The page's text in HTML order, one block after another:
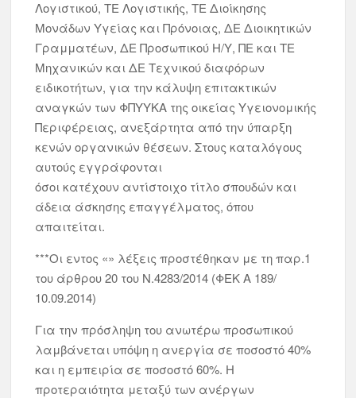
Λογιστικού, ΤΕ Λογιστικής, ΤΕ Διοίκησης
Μονάδων Υγείας και Πρόνοιας, ΔΕ Διοικητικών
Γραμματέων, ΔΕ Προσωπικού Η/Υ, ΠΕ και ΤΕ
Μηχανικών και ΔΕ Τεχνικού διαφόρων
ειδικοτήτων, για την κάλυψη επιτακτικών
αναγκών των ΦΠΥΥΚΑ της οικείας Υγειονομικής
Περιφέρειας, ανεξάρτητα από την ύπαρξη
κενών οργανικών θέσεων. Στους καταλόγους
αυτούς εγγράφονται
όσοι κατέχουν αντίστοιχο τίτλο σπουδών και
άδεια άσκησης επαγγέλματος, όπου
απαιτείται.
***Οι εντος «» λέξεις προστέθηκαν με τη παρ.1
του άρθρου 20 του Ν.4283/2014 (ΦΕΚ Α 189/
10.09.2014)
Για την πρόσληψη του ανωτέρω προσωπικού
λαμβάνεται υπόψη η ανεργία σε ποσοστό 40%
και η εμπειρία σε ποσοστό 60%. Η
προτεραιότητα μεταξύ των ανέργων